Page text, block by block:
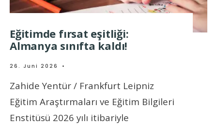
Eğitimde fırsat eşitliği:
Almanya sınıfta kaldı!
26. Juni 2026 •
Zahide Yentür / Frankfurt Leipniz
Eğitim Araştırmaları ve Eğitim Bilgileri
Enstitüsü 2026 yılı itibariyle